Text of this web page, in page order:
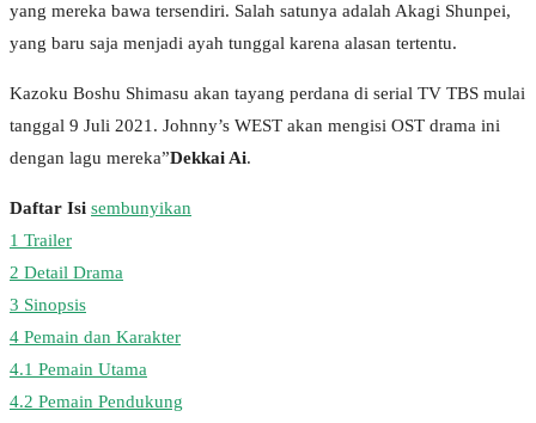
yang mereka bawa tersendiri. Salah satunya adalah Akagi Shunpei,
yang baru saja menjadi ayah tunggal karena alasan tertentu.
Kazoku Boshu Shimasu akan tayang perdana di serial TV TBS mulai
tanggal 9 Juli 2021. Johnny’s WEST akan mengisi OST drama ini
dengan lagu mereka”Dekkai Ai.
Daftar Isi sembunyikan
1 Trailer
2 Detail Drama
3 Sinopsis
4 Pemain dan Karakter
4.1 Pemain Utama
4.2 Pemain Pendukung